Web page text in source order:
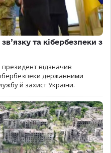
та кібербезпеки з
відзначив
державними
й захист України.